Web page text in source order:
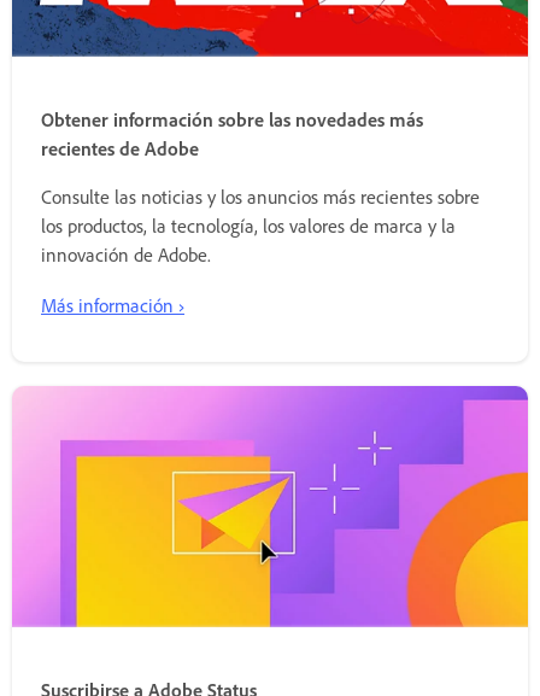
Obtener información sobre las novedades más
recientes de Adobe
Consulte las noticias y los anuncios más recientes sobre
los productos, la tecnología, los valores de marca y la
innovación de Adobe.
Más información ›
Suscribirse a Adobe Status